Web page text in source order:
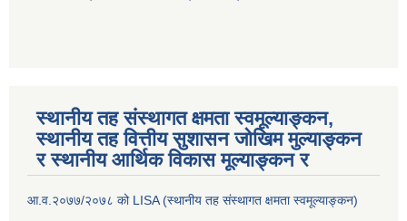
स्थानीय तह संस्थागत क्षमता स्वमूल्याङ्कन,
स्थानीय तह वित्तीय सुशासन जोखिम मुल्याङ्कन
र स्थानीय आर्थिक विकास मूल्याङ्कन र
आ.व.२०७७/२०७८ को LISA (स्थानीय तह संस्थागत क्षमता स्वमूल्याङ्कन)